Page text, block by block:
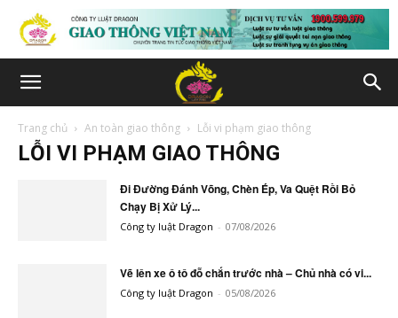
Trang chủ An toàn giao thông Lỗi vi phạm giao thông
LỖI VI PHẠM GIAO THÔNG
Đi Đường Đánh Võng, Chèn Ép, Va Quệt Rồi Bỏ
Chạy Bị Xử Lý...
Công ty luật Dragon - 07/08/2026
Vẽ lên xe ô tô đỗ chắn trước nhà – Chủ nhà có vi...
Công ty luật Dragon - 05/08/2026